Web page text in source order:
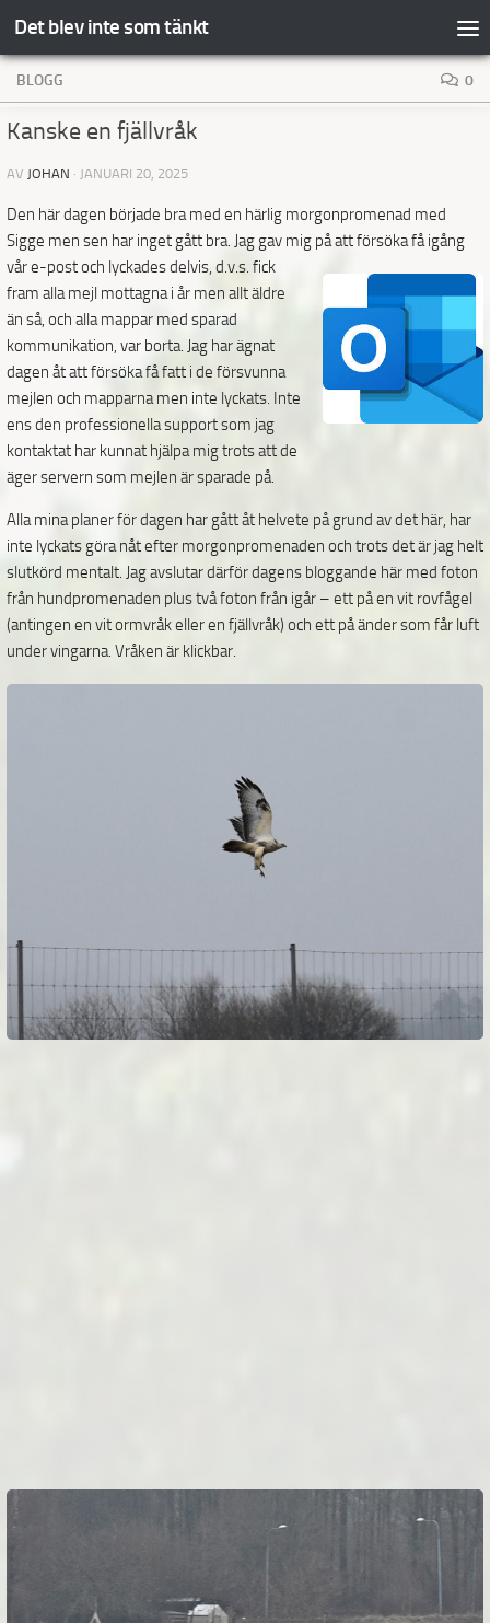
Hoppa till innehåll
Det blev inte som tänkt
BLOGG 0
Kanske en fjällvråk
AV JOHAN · JANUARI 20, 2025
Den här dagen började bra med en härlig morgonpromenad med
Sigge men sen har inget gått bra. Jag gav mig på att försöka få igång
vår e-postoch lyckades delvis, d.v.s. fick
fram alla mejl mottagna i år men allt äldre
än så, och alla mappar med sparad
kommunikation, var borta. Jag har ägnat
dagen åt att försöka få fatt i de försvunna
mejlen och mapparna men inte lyckats. Inte
ens den professionella support som jag
kontaktat har kunnat hjälpa mig trots att de
äger servern som mejlen är sparade på.
Alla mina planer för dagen har gått åt helvete på grund av det här, har
inte lyckats göra nåt efter morgonpromenaden och trots det är jag helt
slutkörd mentalt. Jag avslutar därför dagens bloggande här med foton
från hundpromenaden plus två foton från igår – ett på en vit rovfågel
(antingen en vit ormvråk eller en fjällvråk) och ett på änder som får luft
under vingarna. Vråken är klickbar.